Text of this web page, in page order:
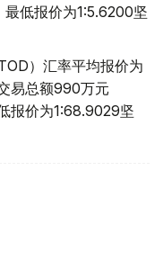
最低报价为1:5.6200坚
）汇率平均报价为
易总额990万元
报价为1:68.9029坚